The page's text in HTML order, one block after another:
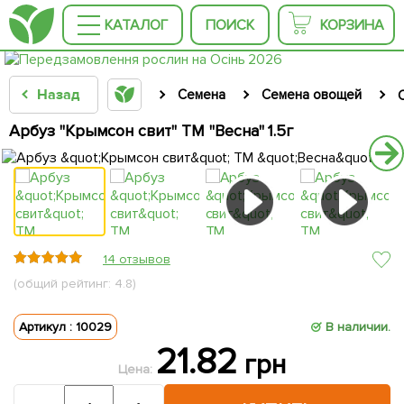
КАТАЛОГ ПОИСК КОРЗИНА
Назад Семена Семена овощей
Арбуз "Крымсон свит" ТМ "Весна" 1.5г
14 отзывов
(общий рейтинг: 4.8)
Артикул : 10029 В наличии.
Цена: 21.82 грн